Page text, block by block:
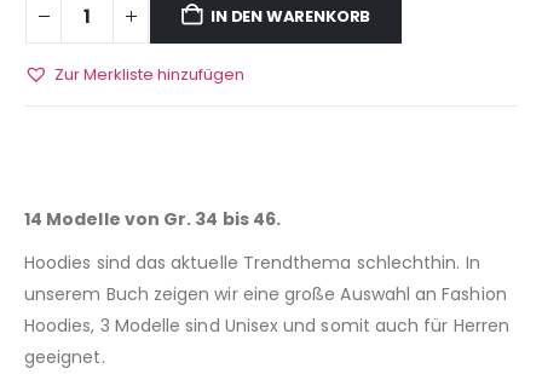
IN DEN WARENKORB
Zur Merkliste hinzufügen
14 Modelle von Gr. 34 bis 46.
Hoodies sind das aktuelle Trendthema schlechthin. In
unserem Buch zeigen wir eine große Auswahl an Fashion
Hoodies, 3 Modelle sind Unisex und somit auch für Herren
geeignet.